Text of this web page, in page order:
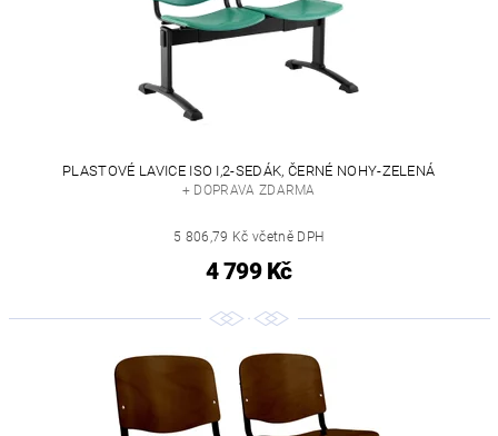
PLASTOVÉ LAVICE ISO I,2-SEDÁK, ČERNÉ NOHY-ZELENÁ
+ DOPRAVA ZDARMA
5 806,79 Kč včetně DPH
4 799 Kč